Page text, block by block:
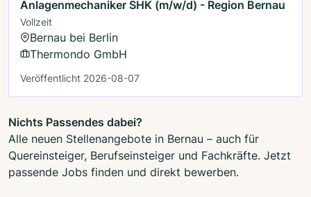
Anlagenmechaniker SHK (m/w/d) - Region Bernau
Vollzeit
Bernau bei Berlin
Thermondo GmbH
Veröffentlicht 2026-08-07
Nichts Passendes dabei?
Alle neuen Stellenangebote in Bernau – auch für
Quereinsteiger, Berufseinsteiger und Fachkräfte. Jetzt
passende Jobs finden und direkt bewerben.